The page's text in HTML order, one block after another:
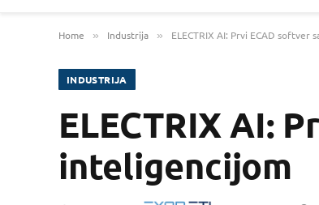
Home » Industrija » ELECTRIX AI: Prvi ECAD softver
INDUSTRIJA
ELECTRIX AI:
inteligencijom